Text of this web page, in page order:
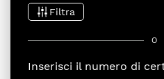
Filtra
O
Inserisci il numero di